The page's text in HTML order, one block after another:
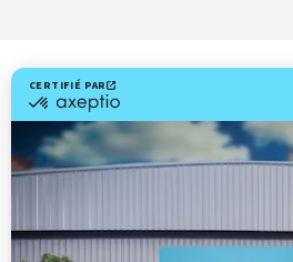
Livraison gratuite
Fabrication Française
101 nuits d'essai*